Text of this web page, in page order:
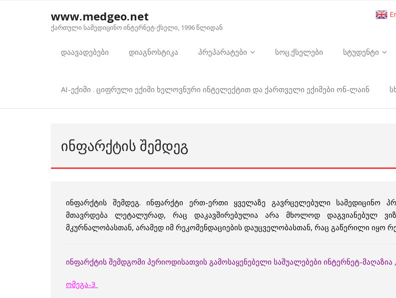
www.medgeo.net
ქართული სამედიცინო ინტერნეტ-ქსელი, 1996 წლიდან
დაავადებები დიაგნოსტიკა პრეპარატები სოც.ქსელები სტუდენტი
AI-ექიმი . ციფრული ექიმი ხელოვნური ინტელექტით და ქართველი ექიმები ონ-ლაინ
ᲘᲜᲤᲐᲠᲥᲢᲘᲡ ᲨᲔᲛᲓᲔᲒ
ინფარქტის შემდეგ.ინფარქტი ერთ-ერთი ყველაზე გავრცელებული სამედიცინო
მთავრდება ლეტალურად, რაც დაკავშირებულია არა მხოლოდ დაგვიანებულ
მკურნალობასთან, არამედ იმ რეკომენდაციების დაუცველობასთან, რაც გაწერილი იყო
ინფარქტის შემდგომი პერიოდისათვის გამოსაყენებელი საშუალებები ინტერნეტ-მაღაზია
ომეგა-3